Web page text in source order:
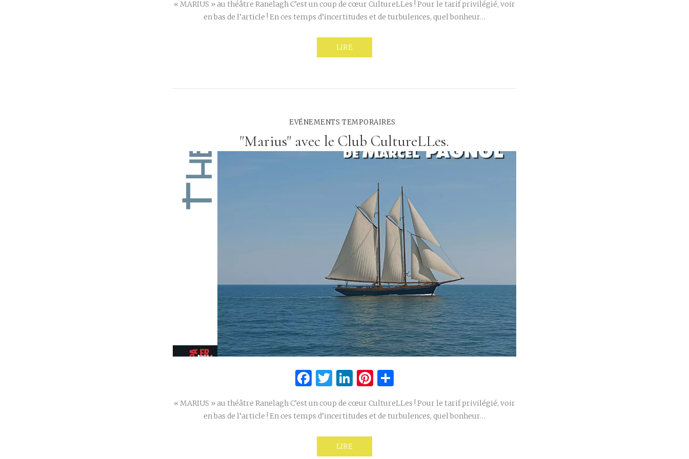
« MARIUS » au théâtre Ranelagh C’est un coup de cœur CultureLLes ! Pour le tarif privilégié, voir
en bas de l’article ! En ces temps d’incertitudes et de turbulences, quel bonheur…
LIRE
EVÉNEMENTS TEMPORAIRES
"Marius" avec le Club CultureLLes.
Facebook
Twitter
LinkedIn
Pinterest
« MARIUS » au théâtre Ranelagh C’est un coup de cœur CultureLLes ! Pour le tarif privilégié, voir
en bas de l’article ! En ces temps d’incertitudes et de turbulences, quel bonheur…
LIRE